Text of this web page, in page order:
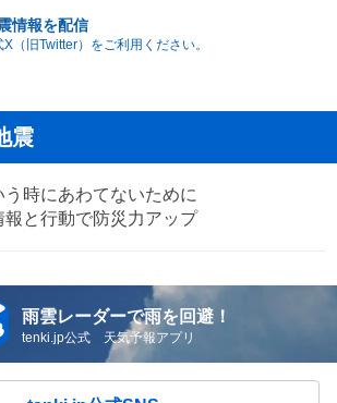
情報を配信
（旧Twitter）をご利用ください。
震
う時にあわてないために
報と行動で防災力アップ
雨雲レーダーで雨を回避！
tenki.jp公式 天気予報アプリ